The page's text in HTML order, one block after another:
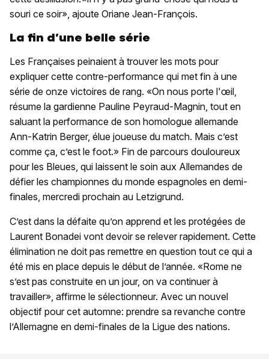
souri ce soir», ajoute Oriane Jean-François.
La fin d’une belle série
Les Françaises peinaient à trouver les mots pour
expliquer cette contre-performance qui met fin à une
série de onze victoires de rang. «On nous porte l'œil,
résume la gardienne Pauline Peyraud-Magnin, tout en
saluant la performance de son homologue allemande
Ann-Katrin Berger, élue joueuse du match. Mais c’est
comme ça, c’est le foot.» Fin de parcours douloureux
pour les Bleues, qui laissent le soin aux Allemandes de
défier les championnes du monde espagnoles en demi-
finales, mercredi prochain au Letzigrund.
C’est dans la défaite qu’on apprend et les protégées de
Laurent Bonadei vont devoir se relever rapidement. Cette
élimination ne doit pas remettre en question tout ce qui a
été mis en place depuis le début de l’année. «Rome ne
s’est pas construite en un jour, on va continuer à
travailler», affirme le sélectionneur. Avec un nouvel
objectif pour cet automne: prendre sa revanche contre
l’Allemagne en demi-finales de la Ligue des nations.